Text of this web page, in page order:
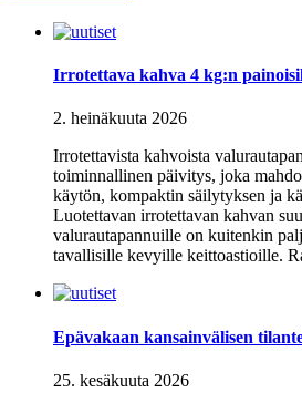
Irrotettava kahva 4 kg:n
2. heinäkuuta 2026
Irrotettavista kahvoista
toiminnallinen päivitys, joka
käytön, kompaktin säilytyksen ja
Luotettavan irrotettavan kahvan
valurautapannuille on kuitenkin
tavallisille kevyille keittoastioille.
Epävakaan kansainvälisen
25. kesäkuuta 2026